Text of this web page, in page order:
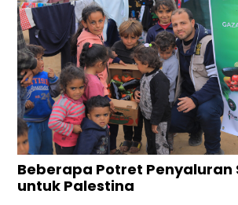
Beberapa Potret Penyaluran
untuk Palestina